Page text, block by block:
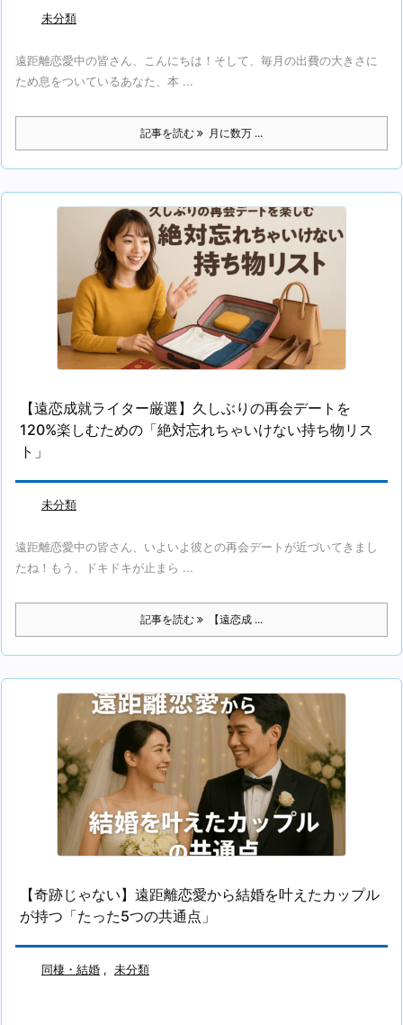
未分類
遠距離恋愛中の皆さん、こんにちは！そして、毎月の出費の大きさに
ため息をついているあなた、本 ...
記事を読む 月に数万 ...
【遠恋成就ライター厳選】久しぶりの再会デートを
120%楽しむための「絶対忘れちゃいけない持ち物リス
ト」
未分類
遠距離恋愛中の皆さん、いよいよ彼との再会デートが近づいてきまし
たね！もう、ドキドキが止まら ...
記事を読む 【遠恋成 ...
【奇跡じゃない】遠距離恋愛から結婚を叶えたカップル
が持つ「たった5つの共通点」
同棲・結婚 , 未分類